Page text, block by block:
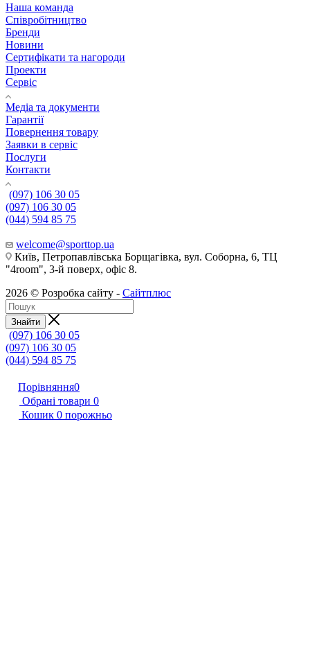
Наша команда
Співробітництво
Бренди
Новини
Сертифікати та нагороди
Проекти
Сервіс
Медіа та документи
Гарантії
Повернення товару
Заявки в сервіс
Послуги
Контакти
(097) 106 30 05
(097) 106 30 05
(044) 594 85 75
welcome@sporttop.ua
Київ, Петропавлівська Борщагівка, вул. Соборна, 6, ТЦ
"4room", 3-й поверх, офіс 8.
2026 © Розробка сайту - Сайтплюс
Знайти
(097) 106 30 05
(097) 106 30 05
(044) 594 85 75
Порівняння0
Обрані товари 0
Кошик 0 порожньо